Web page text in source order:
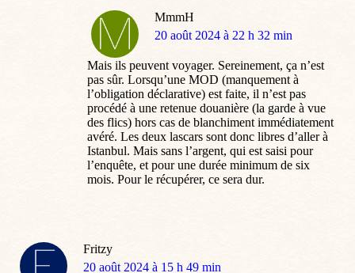
MmmH
dit
20 août 2024 à 22 h 32 min
Mais ils peuvent voyager. Sereinement, ça n’est
pas sûr. Lorsqu’une MOD (manquement à
l’obligation déclarative) est faite, il n’est pas
procédé à une retenue douanière (la garde à vue
des flics) hors cas de blanchiment immédiatement
avéré. Les deux lascars sont donc libres d’aller à
Istanbul. Mais sans l’argent, qui est saisi pour
l’enquête, et pour une durée minimum de six
mois. Pour le récupérer, ce sera dur.
Fritzy
dit
20 août 2024 à 15 h 49 min